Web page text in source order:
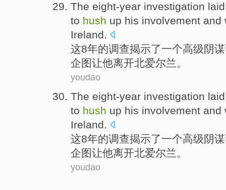
The eight-year investigation
to hush up his involvement and
Ireland.
这8年的调查揭示了一个高级阴谋
企图让他离开北爱尔兰。
youdao
The eight-year investigation
to hush up his involvement and
Ireland.
这8年的调查揭示了一个高级阴谋
企图让他离开北爱尔兰。
youdao